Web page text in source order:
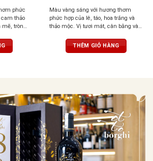
Màu vàng sáng với hương thơm
phức hợp của lê, táo, hoa trắng và
thảo mộc. Vị tươi mát, cân bằng và
THÊM GIỎ HÀNG
chín,